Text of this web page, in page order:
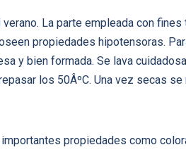
La parte empleada con
propiedades hipotensoras.
y bien formada. Se lava
los 50ÂºC. Una vez secas
propiedades como